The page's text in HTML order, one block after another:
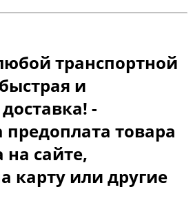
транспортной
и
-
товара
на сайте,
карту или другие